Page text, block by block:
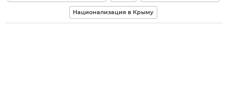
Национализация в Крыму